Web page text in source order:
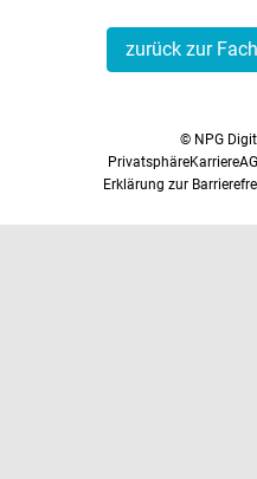
zurück zur
© NPG
PrivatsphäreKarriere
Erklärung zur